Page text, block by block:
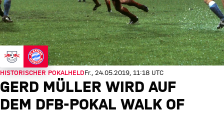
HISTORISCHER POKALHELDFr., 24.05.2019, 11:18 UTC
GERD MÜLLER WIRD AUF
DEM DFB-POKAL WALK OF